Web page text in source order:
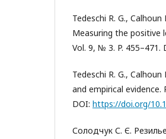
Tedeschi R. G.,
Measuring the positive
Vol. 9, № 3. P. 455–471.
Tedeschi R. G.,
and empirical evidence.
DOI: https://doi.org/
Солодчук С. Є.